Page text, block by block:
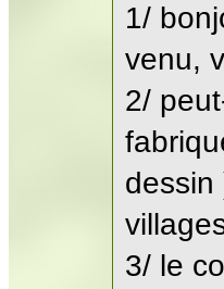
1/
venu,
2/
dessin
3/ le